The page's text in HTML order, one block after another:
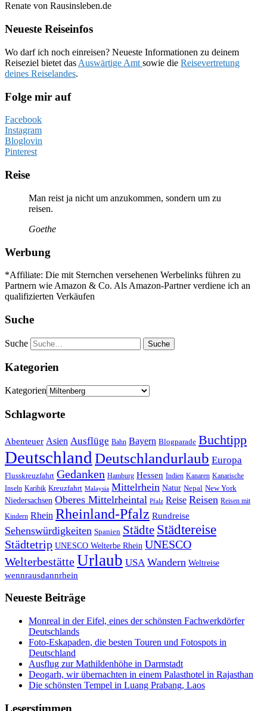
Renate von Rausinsleben.de
Neueste Reiseinfos
Wo darf ich noch einreisen? Neueste Informationen zu deinem
Reiseziel bietet das Auswärtige Amt sowie die Reisevertretung
deines Reiselandes.
Folge mir auf
Facebook
Instagram
Bloglovin
Pinterest
Reise
Man reist ja nicht um anzukommen, sondern um zu
reisen.
Goethe
Werbung
*Affiliate: Die mit Sternchen versehenen Werbelinks führen zu
Partnern wie Amazon & Co. Als Amazon-Partner verdiene ich an
qualifizierten Verkäufen
Suche
Suche
Kategorien
Kategorien
Schlagworte
Abenteuer Asien Ausflüge Bahn Bayern Blogparade Buchtipp
Deutschland Deutschlandurlaub Europa
Flusskreuzfahrt Gedanken Hamburg Hessen Indien Kanaren Kanarische
Inseln Karibik Kreuzfahrt Malaysia Mittelrhein Natur Nepal New York
Niedersachsen Oberes Mittelrheintal Pfalz Reise Reisen Reisen mit
Kindern Rhein Rheinland-Pfalz Rundreise
Sehenswürdigkeiten Spanien Städte Städtereise
Städtetrip UNESCO Welterbe Rhein UNESCO
WelterbestätteUrlaub USA Wandern Weltreise
wennrausdannrhein
Neueste Beiträge
Monreal in der Eifel, eines der schönsten Fachwerkdörfer
Deutschlands
Foto-Eskapaden, die besten Touren und Fotospots in
Deutschland
Ausflug zur Mathildenhöhe in Darmstadt
Deogarh, wir übernachten in einem Palasthotel in Rajasthan
Die schönsten Tempel in Luang Prabang, Laos
Leserstimmen